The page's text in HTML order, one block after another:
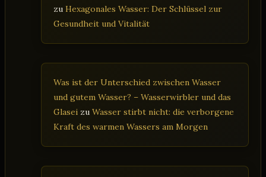
zu Hexagonales Wasser: Der Schlüssel zur
Gesundheit und Vitalität
Was ist der Unterschied zwischen Wasser
und gutem Wasser? – Wasserwirbler und das
Glasei zu Wasser stirbt nicht: die verborgene
Kraft des warmen Wassers am Morgen